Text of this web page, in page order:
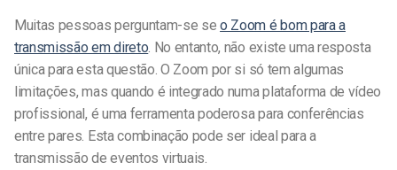
Muitas pessoas perguntam-se seo Zoom é bom para a
transmissão em direto. No entanto, não existe uma resposta
única para esta questão. O Zoom por si só tem algumas
limitações, mas quando é integrado numa plataforma de vídeo
profissional, é uma ferramenta poderosa para conferências
entre pares. Esta combinação pode ser ideal para a
transmissão de eventos virtuais.